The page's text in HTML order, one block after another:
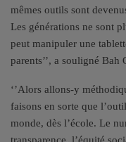
mêmes outils sont
Les générations ne sont
peut manipuler une
parents’’, a souligné Bah
‘’Alors allons-y
faisons en sorte que
monde, dès l’école. Le